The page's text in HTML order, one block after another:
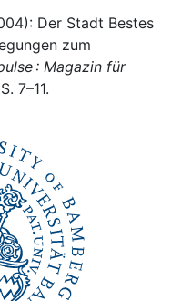
Der Stadt Bestes
zum
: Magazin für
7–11.